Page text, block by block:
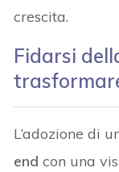
crescita.
Fidarsi
L’adozione di
end con una